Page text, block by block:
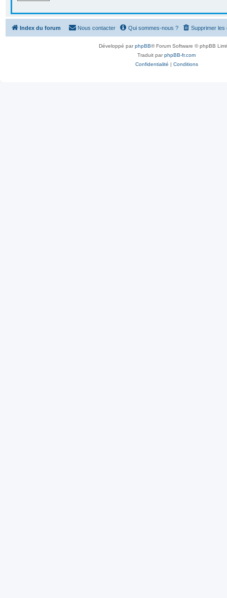
Index du forum Supprimer les
Qui sommes-nous ?
Nous contacter
Développé parphpBB® Forum Software © phpBB
Traduit parphpBB-fr.com
Confidentialité | Conditions